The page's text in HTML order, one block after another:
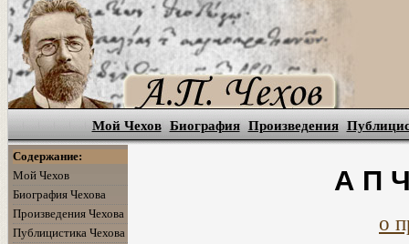
Мой Чехов Биография Произведения
Содержание:
Мой Чехов
Биография Чехова
Произведения Чехова
Публицистика Чехова
А П
о